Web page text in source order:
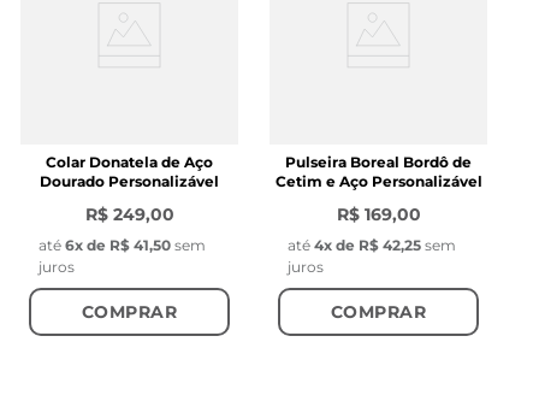
Colar Donatela de Aço
Dourado Personalizável
R$ 249,00
até 6x de R$ 41,50 sem
juros
COMPRAR
Pulseira Boreal Bordô de
Cetim e Aço Personalizável
R$ 169,00
até 4x de R$ 42,25 sem
juros
COMPRAR